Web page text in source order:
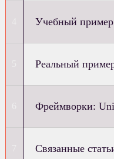
Учебный пример
Реальный
Фреймворки:
Связанные